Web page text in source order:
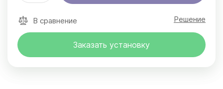
В сравнение Решение
Заказать установку